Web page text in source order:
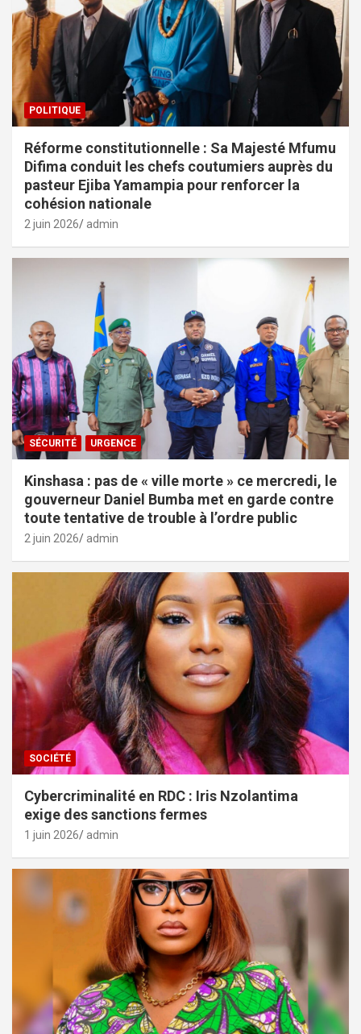
POLITIQUE
Réforme constitutionnelle : Sa Majesté Mfumu
Difima conduit les chefs coutumiers auprès du
pasteur Ejiba Yamampia pour renforcer la
cohésion nationale
2 juin 2026 admin
SÉCURITÉ URGENCE
Kinshasa : pas de « ville morte » ce mercredi, le
gouverneur Daniel Bumba met en garde contre
toute tentative de trouble à l’ordre public
2 juin 2026 admin
SOCIÉTÉ
Cybercriminalité en RDC : Iris Nzolantima
exige des sanctions fermes
1 juin 2026 admin